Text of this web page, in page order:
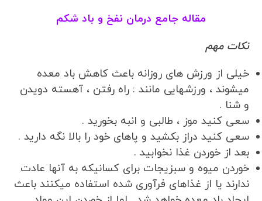
مقاله جامع درمان نفخ و باد شکم
نکات مهم
خیلی از ورزش های روزانه باعث کاهش باد معده
میشوند ، ورزشهایی مانند : راه رفتن ، آهسته دویدن
و شنا .
سعی کنید موز ، طالبی و انبه بخورید .
سعی کنید دراز بکشید و پاهای خود را بالا نگه دارید .
بعد از خوردن غذا نخوابید .
خوردن میوه و سبزیجات برای کسانیکه به آنها عادت
ندارند یا از غذاهای فرآوری شده استفاده میکنند باعث